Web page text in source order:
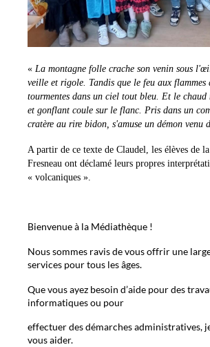
« La montagne folle crache son venin sous
veille et rigole. Tandis que le feu aux flammes
tourmentes dans un ciel tout bleu. Et le chaud
et gonflant coule sur le flanc. Pris dans un
cratère au rire bidon, s'amuse un démon venu
A partir de ce texte de Claudel, les élèves de
Fresneau ont déclamé leurs propres
« volcaniques ».
Bienvenue à la Médiathèque !
Nous sommes ravis de vous offrir une
services pour tous les âges.
Que vous ayez besoin d’aide pour des
informatiques ou pour
effectuer des démarches administratives,
vous aider.